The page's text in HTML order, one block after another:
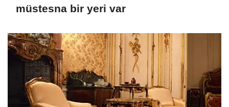
müstesna bir yeri var